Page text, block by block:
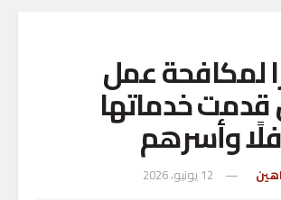
لمكافحة عمل
قدمت خدماتها
12 يونيو، 2026